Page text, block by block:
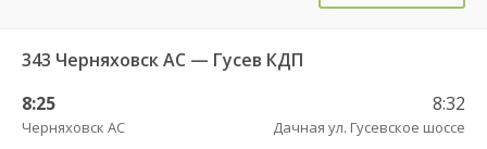
343 Черняховск АС — Гусев КДП
8:25
Черняховск АС
8:32
Дачная ул. Гусевское шоссе